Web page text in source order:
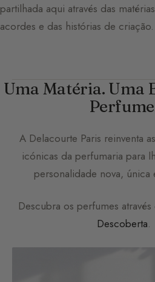
partilhada aqui através das
acordes e das histórias de criação.
Uma Matéria. Uma
A Delacourte Paris reinventa
icónicas da perfumaria para
personalidade nova, única
Descubra os perfumes
Descoberta.